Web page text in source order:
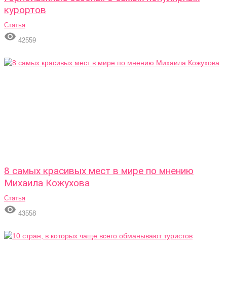
курортов
Статья
 42559
8 самых красивых мест в мире по мнению
Михаила Кожухова
Статья
 43558